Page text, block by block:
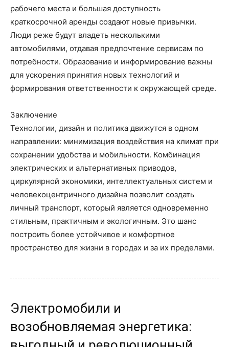
рабочего места и большая доступность
краткосрочной аренды создают новые привычки.
Люди реже будут владеть несколькими
автомобилями, отдавая предпочтение сервисам по
потребности. Образование и информирование важны
для ускорения принятия новых технологий и
формирования ответственности к окружающей среде.
Заключение
Технологии, дизайн и политика движутся в одном
направлении: минимизация воздействия на климат при
сохранении удобства и мобильности. Комбинация
электрических и альтернативных приводов,
циркулярной экономики, интеллектуальных систем и
человекоцентричного дизайна позволит создать
личный транспорт, который является одновременно
стильным, практичным и экологичным. Это шанс
построить более устойчивое и комфортное
пространство для жизни в городах и за их пределами.
Электромобили и
возобновляемая энергетика: